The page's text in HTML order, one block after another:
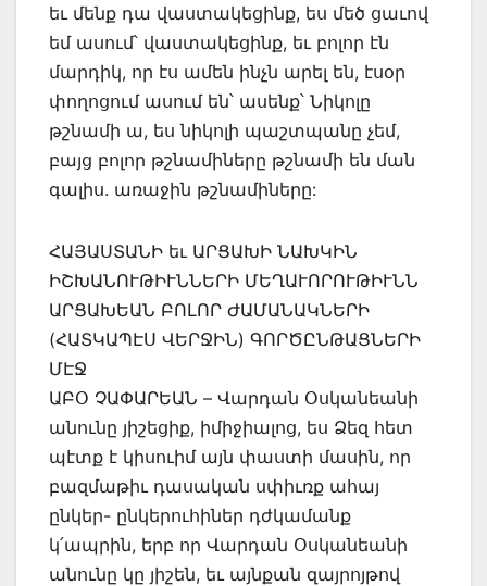
եւ մենք դա վաստակեցինք, ես մեծ ցաւով
եմ ասում՝ վաստակեցինք, եւ բոլոր էն
մարդիկ, որ էս ամեն ինչն արել են, էսօր
փողոցում ասում են՝ ասենք՝ Նիկոլը
թշնամի ա, ես նիկոլի պաշտպանը չեմ,
բայց բոլոր թշնամիները թշնամի են ման
գալիս. առաջին թշնամիները:
ՀԱՅԱՍՏԱՆԻ եւ ԱՐՑԱԽԻ ՆԱԽԿԻՆ
ԻՇԽԱՆՈՒԹԻՒՆՆԵՐԻ ՄԵՂԱՒՈՐՈՒԹԻՒՆՆ
ԱՐՑԱԽԵԱՆ ԲՈԼՈՐ ԺԱՄԱՆԱԿՆԵՐԻ
(ՀԱՏԿԱՊԷՍ ՎԵՐՋԻՆ) ԳՈՐԾԸՆԹԱՑՆԵՐԻ
ՄԷՋ
ԱԲՕ ՉԱՓԱՐԵԱՆ – Վարդան Օսկանեանի
անունը յիշեցիք, իմիջիալոց, ես Ձեզ հետ
պէտք է կիսուիմ այն փաստի մասին, որ
բազմաթիւ դասական սփիւռք ահայ
ընկեր- ընկերուհիներ դժկամանք
կ՛ապրին, երբ որ Վարդան Օսկանեանի
անունը կը յիշեն, եւ այնքան զայրոյթով